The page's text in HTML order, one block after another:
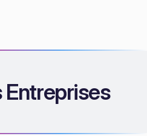
Entreprises